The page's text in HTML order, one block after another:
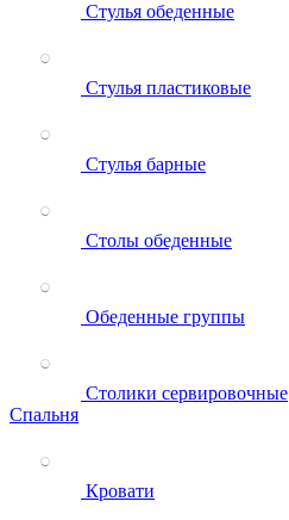
Стулья обеденные
Стулья пластиковые
Стулья барные
Столы обеденные
Обеденные группы
Столики сервировочные
Спальня
Кровати